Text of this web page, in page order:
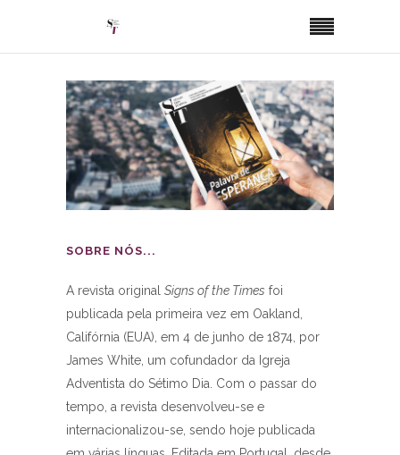
SOBRE NÓS...
A revista original Signs of the Times foi
publicada pela primeira vez em Oakland,
Califórnia (EUA), em 4 de junho de 1874, por
James White, um cofundador da Igreja
Adventista do Sétimo Dia. Com o passar do
tempo, a revista desenvolveu-se e
internacionalizou-se, sendo hoje publicada